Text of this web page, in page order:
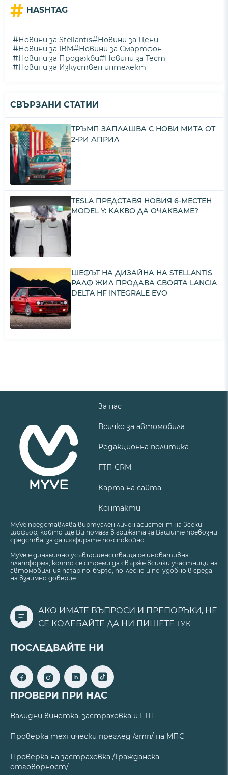
# HASHTAG
#Новини за Stellantis#Новини за Цени
#Новини за IBM#Новини за Смартфон
#Новини за Продажби#Новини за Тест
#Новини за Изкуствен интелект
СВЪРЗАНИ СТАТИИ
ТРЪМП ЗАПЛАШВА С НОВИ МИТА ОТ
2-РИ АПРИЛ
TESLA ПРЕДСТАВЯ НОВИЯ 6-МЕСТЕН
MODEL Y: КАКВО ДА ОЧАКВАМЕ?
ШЕФЪТ НА ДИЗАЙНА НА STELLANTIS
РАЛФ ЖИЛ ПРОДАВА СВОЯТА LANCIA
DELTA HF INTEGRALE EVO
За нас
Всичко за автомобила
Редакционна политика
ГТП CRM
Карта на сайта
Контакти
MyVe представлява виртуален личен асистент на всеки
шофьор, който ще Ви помага в грижата за Вашите превозни
средства, за да шофирате по-спокойно.
MyVe е динамично усъвършенстваща се иновативна
платформа, която се стреми да свърже всички участници на
автомобилния пазар по-бързо, по-лесно и по-удобно в среда
на взаимно доверие.
АКО ИМАТЕ ВЪПРОСИ И ПРЕПОРЪКИ, НЕ
СЕ КОЛЕБАЙТЕ ДА НИ ПИШЕТЕ ТУК
ПОСЛЕДВАЙТЕ НИ
ПРОВЕРИ ПРИ НАС
Валидни винетка, застраховка и ГТП
Проверка технически преглед /гтп/ на МПС
Проверка на застраховка /Гражданска
отговорност/